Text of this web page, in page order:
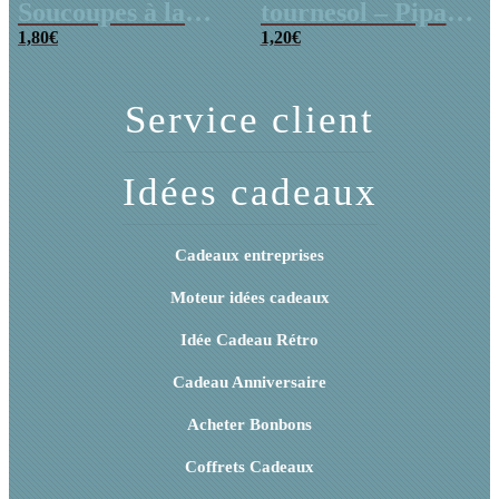
Soucoupes à la
poudre (x20)
1,80€
tournesol – Pipas
x 3
1,20€
Service client
Idées cadeaux
Cadeaux entreprises
Moteur idées cadeaux
Idée Cadeau Rétro
Cadeau Anniversaire
Acheter Bonbons
Coffrets Cadeaux